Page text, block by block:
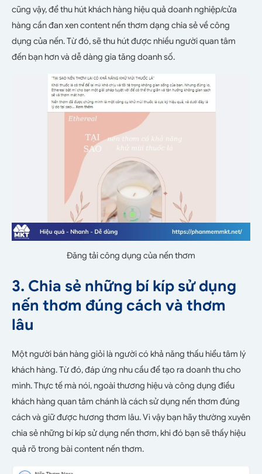
cũng vậy, để thu hút khách hàng hiệu quả doanh nghiệp/cửa
hàng cần đan xen content nến thơm dạng chia sẻ về công
dụng của nến. Từ đó, sẽ thu hút được nhiều người quan tâm
đến bạn hơn và dễ dàng gia tăng doanh số.
Đăng tải công dụng của nến thơm
3. Chia sẻ những bí kíp sử dụng
nến thơm đúng cách và thơm
lâu
Một người bán hàng giỏi là người có khả năng thấu hiểu tâm lý
khách hàng. Từ đó, đáp ứng nhu cầu để tạo ra doanh thu cho
mình. Thực tế mà nói, ngoài thương hiệu và công dụng điều
khách hàng quan tâm chánh là cách sử dụng nến thơm đúng
cách và giữ được hương thơm lâu. Vì vậy bạn hãy thường xuyên
chia sẻ những bí kíp sử dụng nến thơm, khi đó bạn sẽ thấy hiệu
quả rõ trong bài content nến thơm.